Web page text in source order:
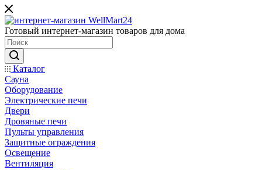
Готовый интернет-магазин товаров для дома
Каталог
Сауна
Оборудование
Электрические печи
Двери
Дровяные печи
Пульты управления
Защитные ограждения
Освещение
Вентиляция